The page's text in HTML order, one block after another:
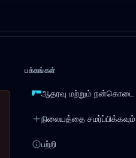
பக்கங்கள்
ஆதரவு மற்றும் நன்கொடை
நிலையத்தை சமர்ப்பிக்கவும்
பற்றி